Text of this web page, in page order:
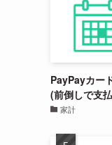
PayPayカー
(前倒しで支
家計